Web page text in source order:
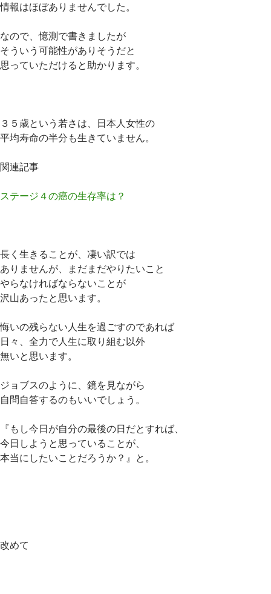
情報はほぼありませんでした。
なので、憶測で書きましたが
そういう可能性がありそうだと
思っていただけると助かります。
３５歳という若さは、日本人女性の
平均寿命の半分も生きていません。
関連記事
ステージ４の癌の生存率は？
長く生きることが、凄い訳では
ありませんが、まだまだやりたいこと
やらなければならないことが
沢山あったと思います。
悔いの残らない人生を過ごすのであれば
日々、全力で人生に取り組む以外
無いと思います。
ジョブスのように、鏡を見ながら
自問自答するのもいいでしょう。
『もし今日が自分の最後の日だとすれば、
今日しようと思っていることが、
本当にしたいことだろうか？』と。
改めて